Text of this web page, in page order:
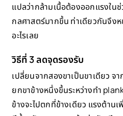
แปลว่ากล้ามเนื้อต้องออกแรงใน
กลศาสตร์มากขึ้น ท่าเดียวกันจึง
อะไรเลย
วิธีที่ 3 ลดจุดรองรับ
เปลี่ยนจากสองขาเป็นขาเดียว จ
ยกขาข้างหนึ่งขึ้นระหว่างทำ
ข้างจะไปตกที่ข้างเดียว แรงต้าน